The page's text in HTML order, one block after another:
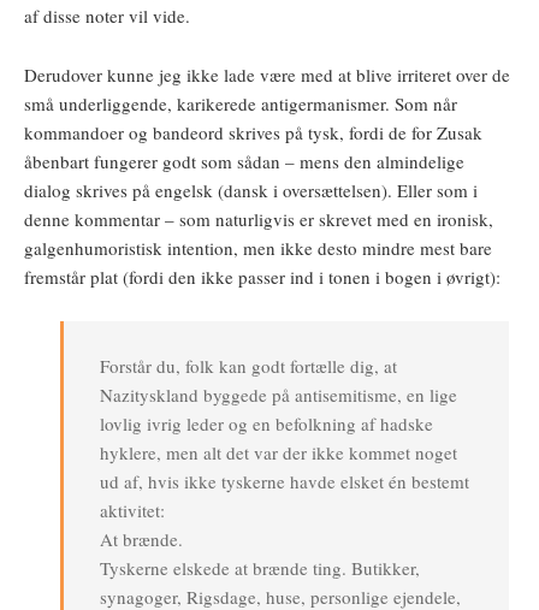
af disse noter vil vide.
Derudover kunne jeg ikke lade være med at blive irriteret over de
små underliggende, karikerede antigermanismer. Som når
kommandoer og bandeord skrives på tysk, fordi de for Zusak
åbenbart fungerer godt som sådan – mens den almindelige
dialog skrives på engelsk (dansk i oversættelsen). Eller som i
denne kommentar – som naturligvis er skrevet med en ironisk,
galgenhumoristisk intention, men ikke desto mindre mest bare
fremstår plat (fordi den ikke passer ind i tonen i bogen i øvrigt):
Forstår du, folk kan godt fortælle dig, at
Nazityskland byggede på antisemitisme, en lige
lovlig ivrig leder og en befolkning af hadske
hyklere, men alt det var der ikke kommet noget
ud af, hvis ikke tyskerne havde elsket én bestemt
aktivitet:
At brænde.
Tyskerne elskede at brænde ting. Butikker,
synagoger, Rigsdage, huse, personlige ejendele,